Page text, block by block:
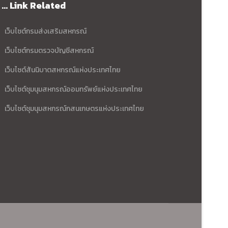
... Link Related
เว็บไซต์กรมส่งเสริมสหกรณ์
เว็บไซต์กรมตรวจบัญชีสหกรณ์
เว็บไซต์สันนิบาตสหกรณ์แห่งประเทศไทย
เว็บไซต์ชุมนุมสหกรณ์ออมทรัพย์แห่งประเทศไทย
เว็บไซต์ชุมนุมสหกรณ์กสนเกษตรแห่งประเทศไทย